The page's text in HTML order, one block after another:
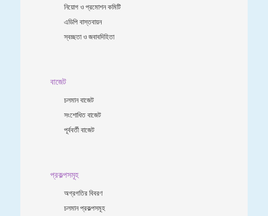
নিয়োগ ও প্রমোশন কমিটি
এডিপি বাস্তবায়ন
স্বচ্ছতা ও জবাবদিহিতা
বাজেট
চলমান বাজেট
সংশোধিত বাজেট
পূর্ববর্তী বাজেট
প্রকল্পসমূহ
অগ্রগতির বিবরণ
চলমান প্রকল্পসমূহ